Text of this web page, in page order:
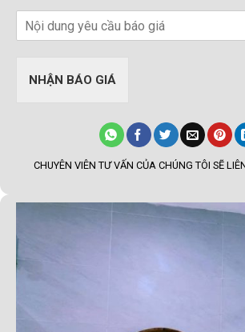
NHẬN BÁO GIÁ
CHUYÊN VIÊN TƯ VẤN CỦA CHÚNG TÔI SẼ